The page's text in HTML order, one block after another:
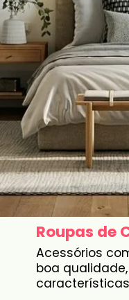
Roupas de
Acessórios
boa